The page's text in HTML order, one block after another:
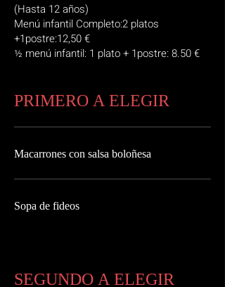
(Hasta 12 años)
Menú infantil Completo:2 platos
+1postre:12,50 €
½ menú infantil: 1 plato + 1postre: 8.50 €
PRIMERO A ELEGIR
Macarrones con salsa boloñesa
Sopa de fideos
SEGUNDO A ELEGIR